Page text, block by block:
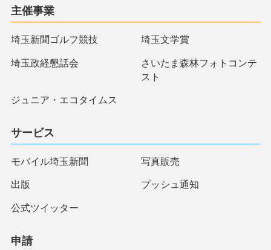
主催事業
埼玉新聞ゴルフ競技 埼玉文学賞
埼玉政経懇話会
さいたま森林フォトコンテ
スト
ジュニア・エコタイムス
サービス
モバイル埼玉新聞 写真販売
出版 プッシュ通知
公式ツイッター
申請